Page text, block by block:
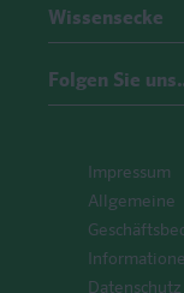
Wissensecke
Folgen Sie
Impressum
Allgemeine
Datenschutz